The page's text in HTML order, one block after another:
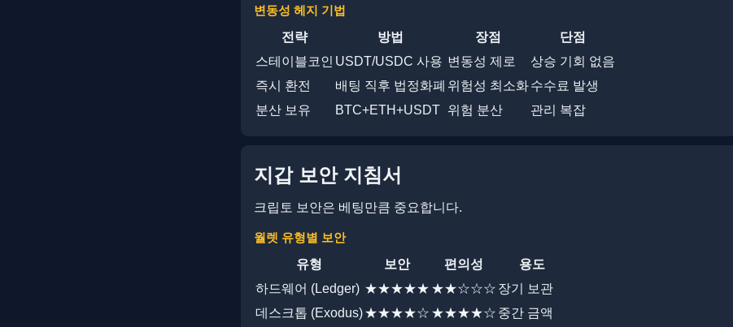
변동성 헤지 기법
전략
방법 장점
단점
스테이블코인 USDT/USDC 사용 변동성 제로
상승 기회 없음
즉시 환전
배팅 직후 법정화폐 위험성 최소화수수료 발생
분산 보유
BTC+ETH+USDT 위험 분산 관리 복잡
지갑 보안 지침서
크립토 보안은 베팅만큼 중요합니다.
월렛 유형별 보안
유형
보안 편의성
용도
하드웨어 (Ledger) ★★★★★ ★★☆☆☆ 장기 보관
데스크톱 (Exodus)★★★★☆ ★★★★☆ 중간 금액